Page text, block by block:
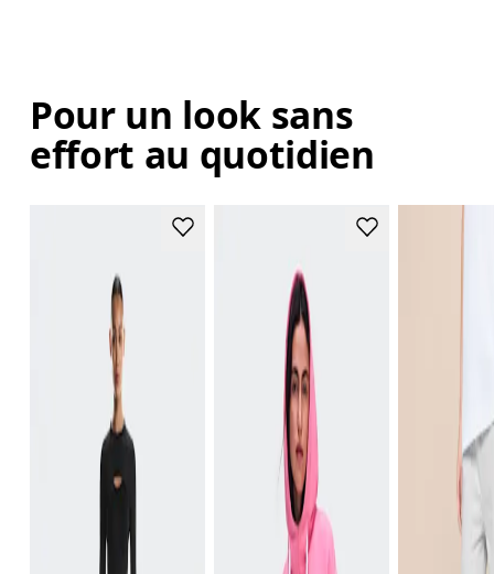
Pour un look sans
effort au quotidien